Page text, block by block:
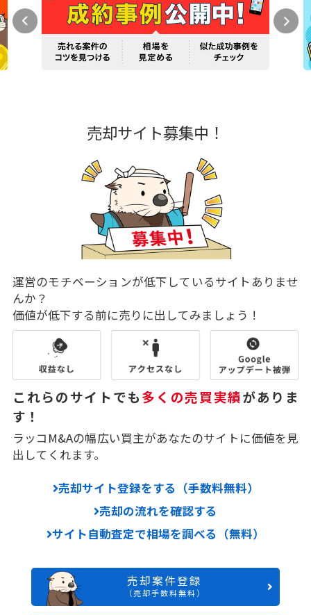
売却サイト募集中！
運営のモチベーションが低下しているサイトありませ
んか？
価値が低下する前に売りに出してみましょう！
これらのサイトでも多くの売買実績がありま
す！
ラッコM&Aの幅広い買主があなたのサイトに価値を見
出してくれます。
売却サイト登録をする（手数料無料）
売却の流れを確認する
サイト自動査定で相場を調べる（無料）
売却案件登録
（売却手数料無料）